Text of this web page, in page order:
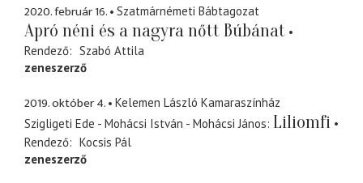
2020. február 16. Szatmárnémeti Bábtagozat
Apró néni és a nagyra nőtt Búbánat
Rendező
Szabó Attila
zeneszerző
2019. október 4.
Kelemen László Kamaraszínház
Szigligeti Ede - Mohácsi István - Mohácsi János Liliomfi
Rendező
Kocsis Pál
zeneszerző